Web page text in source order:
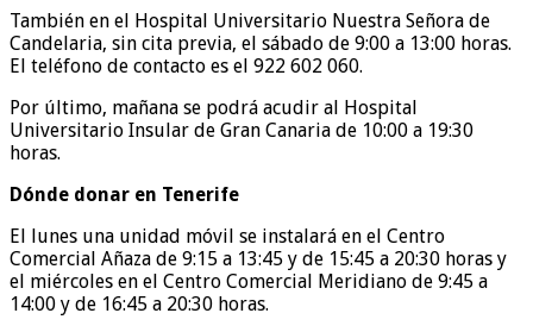
También en el Hospital Universitario Nuestra Señora de
Candelaria, sin cita previa, el sábado de 9:00 a 13:00 horas.
El teléfono de contacto es el 922 602 060.
Por último, mañana se podrá acudir al Hospital
Universitario Insular de Gran Canaria de 10:00 a 19:30
horas.
Dónde donar en Tenerife
El lunes una unidad móvil se instalará en el Centro
Comercial Añaza de 9:15 a 13:45 y de 15:45 a 20:30 horas y
el miércoles en el Centro Comercial Meridiano de 9:45 a
14:00 y de 16:45 a 20:30 horas.